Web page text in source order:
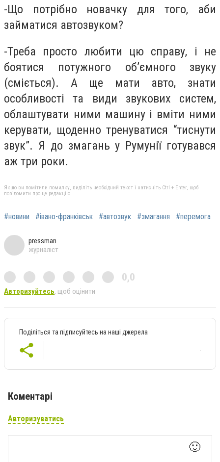
-Що потрібно новачку для того, аби
займатися автозвуком?
-Треба просто любити цю справу, і не
боятися потужного об’ємного звуку
(сміється). А ще мати авто, знати
особливості та види звукових систем,
облаштувати ними машину і вміти ними
керувати, щоденно тренуватися “тиснути
звук”. Я до змагань у Румунії готувався
аж три роки.
Якщо ви помітили помилку, виділіть необхідний текст і натисніть Ctrl + Enter, щоб
повідомити про це редакцію
#новини #івано-франківськ #автозвук #змагання #перемога
pressman
журналіст
0,0
Авторизуйтесь, щоб оцінити
Поділіться та підписуйтесь на наші джерела
Коментарі
Авторизуватись
🙂